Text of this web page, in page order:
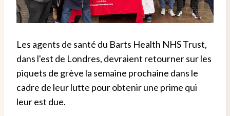
Les agents de santé du Barts Health NHS Trust,
dans l'est de Londres, devraient retourner sur les
piquets de grève la semaine prochaine dans le
cadre de leur lutte pour obtenir une prime qui
leur est due.